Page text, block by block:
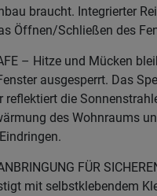
braucht. Integrierter
Öffnen/Schließen des
– Hitze und Mücken
ausgesperrt. Das
reflektiert die
des Wohnraums
FÜR
mit selbstklebendem